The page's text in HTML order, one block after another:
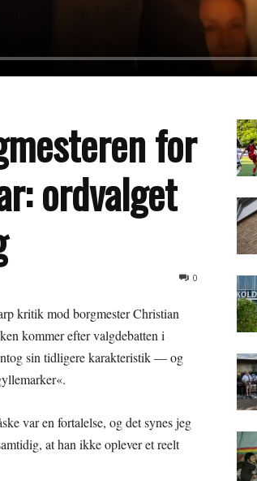
for
ordvalget
0
kritik mod borgmester Christian
kommer efter valgdebatten i
sin tidligere karakteristik — og
var en fortalelse, og det synes jeg
at han ikke oplever et reelt